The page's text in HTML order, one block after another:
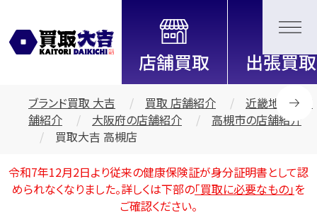
全国2200店舗以上展開中！
信頼と実績の買取専門店「買取大
吉」
ブランド買取 大吉 買取 店舗紹介
近畿地区の店
舗紹介
大阪府の店舗紹介
高槻市の店舗紹介
買取大吉 高槻店
令和7年12月2日より従来の健康保険証が身分証明書として認
められなくなりました。詳しくは下部の「買取に必要なもの」を
ご確認ください。